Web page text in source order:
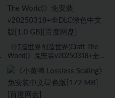
《打造世界创造世界(Craft The
World)》免安装v20250318+全
盘]